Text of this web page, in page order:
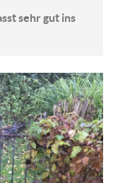
sehr gut ins